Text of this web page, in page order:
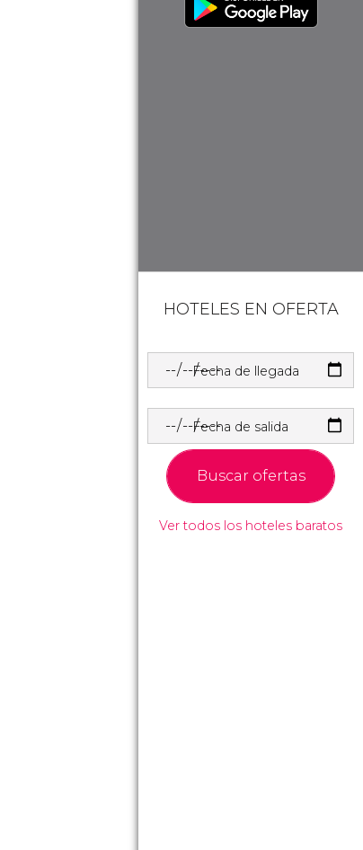
HOTELES EN OFERTA
Fecha de llegada
Fecha de salida
Buscar ofertas
Ver todos los hoteles baratos